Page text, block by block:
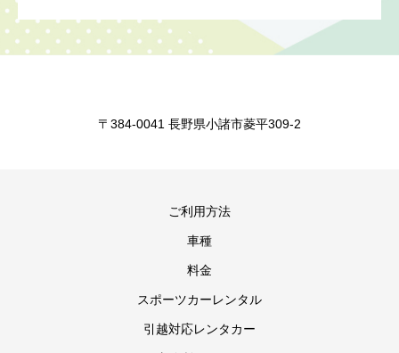
〒384-0041 長野県小諸市菱平309-2
ご利用方法
車種
料金
スポーツカーレンタル
引越対応レンタカー